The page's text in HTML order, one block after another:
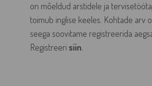
on mõeldud arstidele ja
toimub inglise keeles. Kohtade arv
seega soovitame registreerida
Registreerisiin.